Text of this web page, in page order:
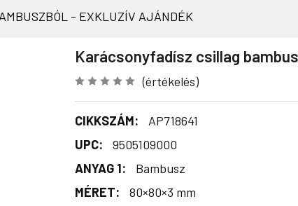
- EXKLUZÍV AJÁNDÉK
Karácsonyfadísz csillag
(értékelés)
CIKKSZÁM:
AP718641
UPC:
9505109000
ANYAG 1:
Bambusz
MÉRET:
80×80×3 mm